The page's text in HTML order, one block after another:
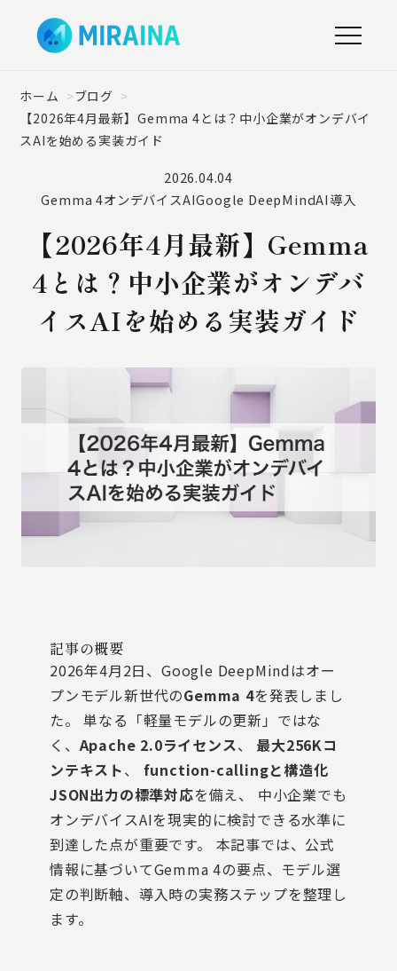
ホーム
ブログ
【2026年4月最新】Gemma 4とは？中小企業がオンデバイ
スAIを始める実装ガイド
2026.04.04
Gemma 4オンデバイスAIGoogle DeepMindAI導入
【2026年4月最新】Gemma
4とは？中小企業がオンデバ
イスAIを始める実装ガイド
記事の概要
2026年4月2日、Google DeepMindはオー
プンモデル新世代のGemma 4を発表しまし
た。 単なる「軽量モデルの更新」ではな
く、Apache 2.0ライセンス、 最大256Kコ
ンテキスト、 function-callingと構造化
JSON出力の標準対応を備え、 中小企業でも
オンデバイスAIを現実的に検討できる水準に
到達した点が重要です。 本記事では、公式
情報に基づいてGemma 4の要点、モデル選
定の判断軸、導入時の実務ステップを整理し
ます。